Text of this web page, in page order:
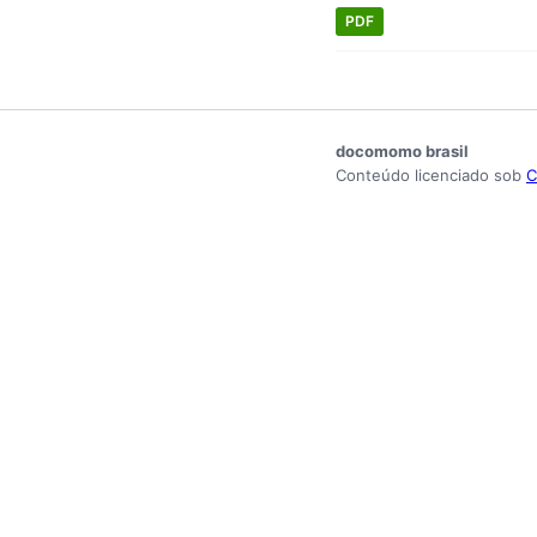
PDF
docomomo brasil
Conteúdo licenciado sob